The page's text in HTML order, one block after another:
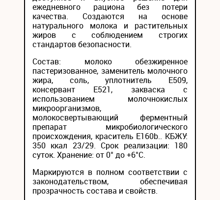
ежедневного рациона без потери
качества. Создаются на основе
натурального молока и растительных
жиров с соблюдением строгих
стандартов безопасности.
Состав: молоко обезжиренное
пастеризованное, заменитель молочного
жира, соль, уплотнитель Е509,
консервант Е521, закваска с
использованием молочнокислых
микроорганизмов,
молокосвертывающий ферментный
препарат микробиологического
происхождения, краситель Е160b.. КБЖУ:
350 ккал 23/29. Срок реализации: 180
суток. Хранение: от 0° до +6°С.
Маркируются в полном соответствии с
законодательством, обеспечивая
прозрачность состава и свойств.